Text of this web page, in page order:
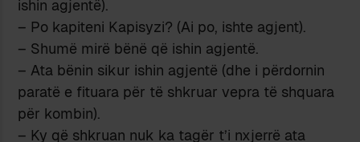
ishin agjentë).
– Po kapiteni Kapisyzi? (Ai po, ishte agjent).
– Shumë mirë bënë që ishin agjentë.
– Ata bënin sikur ishin agjentë (dhe i përdornin
paratë e fituara për të shkruar vepra të shquara
për kombin).
– Ky që shkruan nuk ka tagër t’i nxjerrë ata